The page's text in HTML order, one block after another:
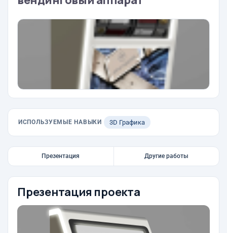
ИСПОЛЬЗУЕМЫЕ НАВЫКИ 3D Графика
Презентация Другие работы
Презентация проекта